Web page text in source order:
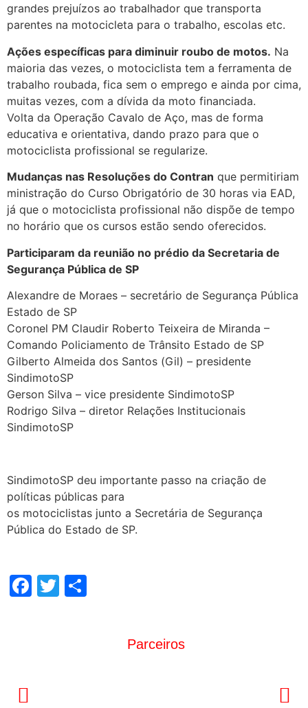
grandes prejuízos ao trabalhador que transporta
parentes na motocicleta para o trabalho, escolas etc.
Ações específicas para diminuir roubo de motos. Na
maioria das vezes, o motociclista tem a ferramenta de
trabalho roubada, fica sem o emprego e ainda por cima,
muitas vezes, com a dívida da moto financiada.
Volta da Operação Cavalo de Aço, mas de forma
educativa e orientativa, dando prazo para que o
motociclista profissional se regularize.
Mudanças nas Resoluções do Contran que permitiriam
ministração do Curso Obrigatório de 30 horas via EAD,
já que o motociclista profissional não dispõe de tempo
no horário que os cursos estão sendo oferecidos.
Participaram da reunião no prédio da Secretaria de
Segurança Pública de SP
Alexandre de Moraes – secretário de Segurança Pública
Estado de SP
Coronel PM Claudir Roberto Teixeira de Miranda –
Comando Policiamento de Trânsito Estado de SP
Gilberto Almeida dos Santos (Gil) – presidente
SindimotoSP
Gerson Silva – vice presidente SindimotoSP
Rodrigo Silva – diretor Relações Institucionais
SindimotoSP
SindimotoSP deu importante passo na criação de
políticas públicas para
os motociclistas junto a Secretária de Segurança
Pública do Estado de SP.
Facebook
Twitter
Parceiros